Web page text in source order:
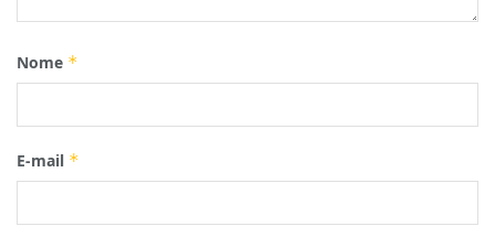
Nome *
E-mail *